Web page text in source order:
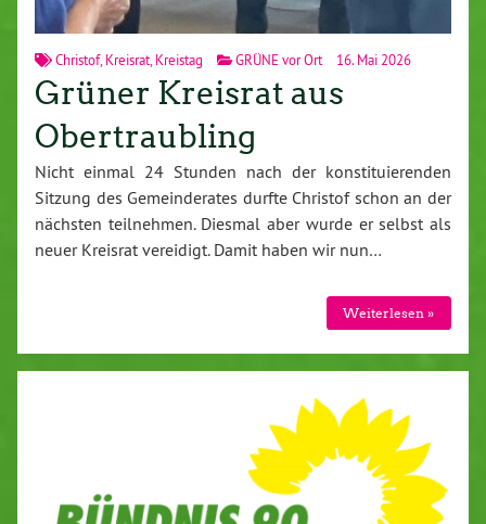
Christof, Kreisrat Kreistag GRÜNE vor Ort 16. Mai 2026
Grüner Kreisrat aus
Obertraubling
Nicht einmal 24 Stunden nach der konstituierenden
Sitzung des Gemeinderates durfte Christof schon an der
nächsten teilnehmen. Diesmal aber wurde er selbst als
neuer Kreisrat vereidigt. Damit haben wir nun…
Weiterlesen »